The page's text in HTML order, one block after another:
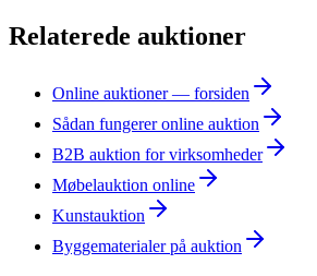
Relaterede auktioner
Online auktioner — forsiden
Sådan fungerer online auktion
B2B auktion for virksomheder
Møbelauktion online
Kunstauktion
Byggematerialer på auktion